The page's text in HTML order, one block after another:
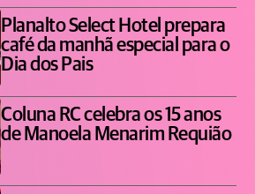
Planalto Select Hotel prepara
café da manhã especial para o
Dia dos Pais
Coluna RC celebra os 15 anos
de Manoela Menarim Requião